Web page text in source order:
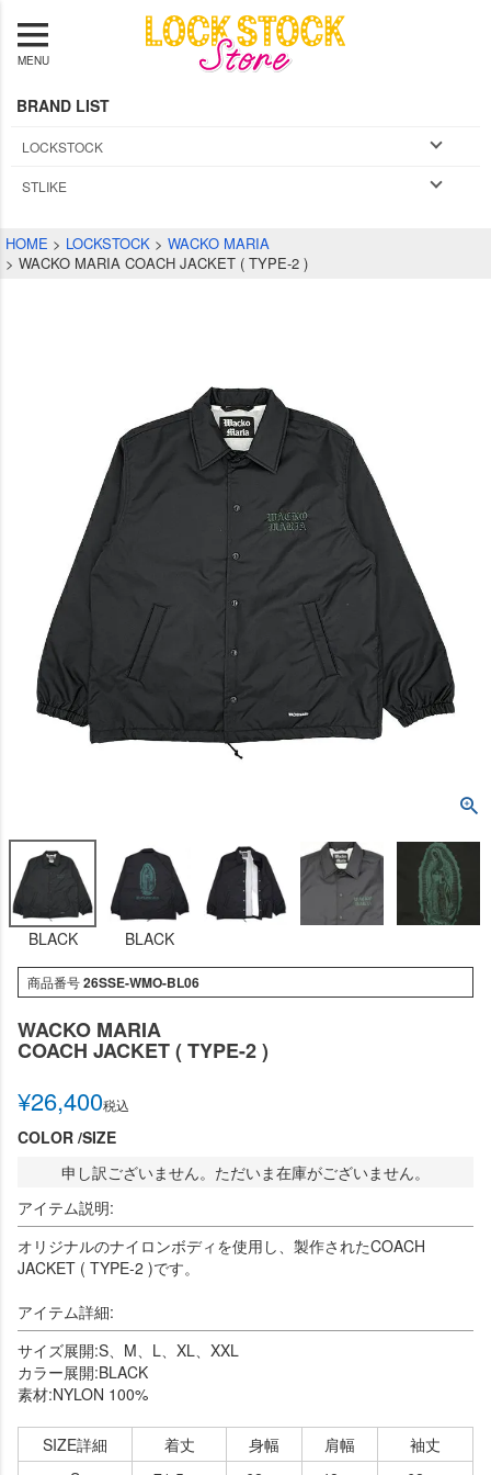
MENU
BRAND LIST
LOCKSTOCK
STLIKE
HOME LOCKSTOCK
WACKO MARIA
WACKO MARIA COACH JACKET ( TYPE-2 )
BLACK BLACK
商品番号26SSE-WMO-BL06
WACKO MARIA
COACH JACKET ( TYPE-2 )
¥26,400税込
COLOR SIZE
申し訳ございません。ただいま在庫がございません。
アイテム説明:
オリジナルのナイロンボディを使用し、製作されたCOACH
JACKET ( TYPE-2 )です。
アイテム詳細:
サイズ展開:S、M、L、XL、XXL
カラー展開:BLACK
素材:NYLON 100%
SIZE詳細 着丈 身幅 肩幅
袖丈